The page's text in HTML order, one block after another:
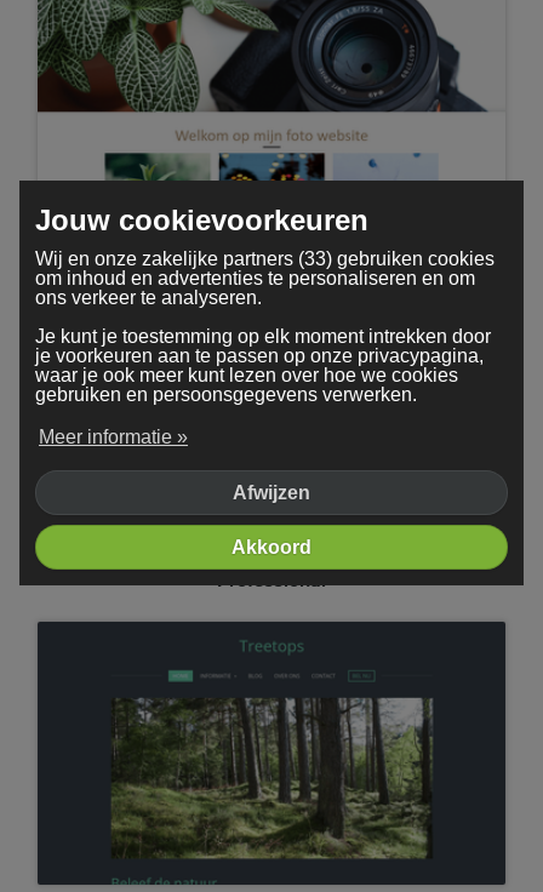
Fotografie
Professional
Jouw cookievoorkeuren
Wij en onze zakelijke partners (33) gebruiken cookies
om inhoud en advertenties te personaliseren en om
ons verkeer te analyseren.
Je kunt je toestemming op elk moment intrekken door
je voorkeuren aan te passen op onze privacypagina,
waar je ook meer kunt lezen over hoe we cookies
gebruiken en persoonsgegevens verwerken.
Meer informatie »
Afwijzen
Akkoord